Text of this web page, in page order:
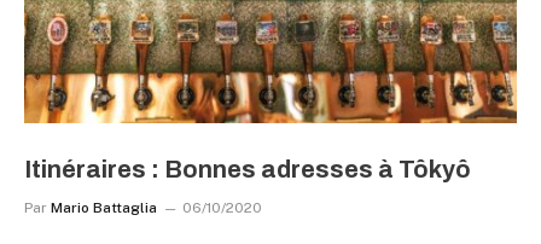
Itinéraires : Bonnes adresses à Tôkyô
Par Mario Battaglia 06/10/2020